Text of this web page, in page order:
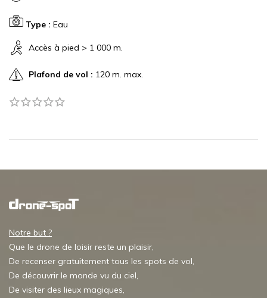
Type : Eau
Accès à pied > 1 000 m.
Plafond de vol : 120 m. max.
Notre but ?
Que le drone de loisir reste un plaisir,
De recenser gratuitement tous les spots de vol,
De découvrir le monde vu du ciel,
De visiter des lieux magiques,